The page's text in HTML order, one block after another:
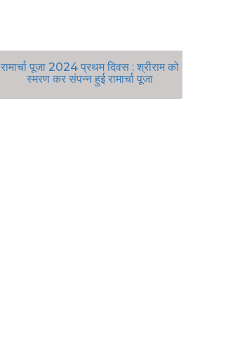
रामार्चा पूजा 2024 प्रथम दिवस : श्रीराम को
स्मरण कर संपन्न हुई रामार्चा पूजा